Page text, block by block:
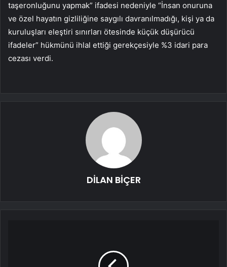
taşeronluğunu yapmak” ifadesi nedeniyle “İnsan onuruna
ve özel hayatın gizliliğine saygılı davranılmadığı, kişi ya da
kuruluşları eleştiri sınırları ötesinde küçük düşürücü
ifadeler” hükmünü ihlal ettiği gerekçesiyle %3 idari para
cezası verdi.
DİLAN BİÇER